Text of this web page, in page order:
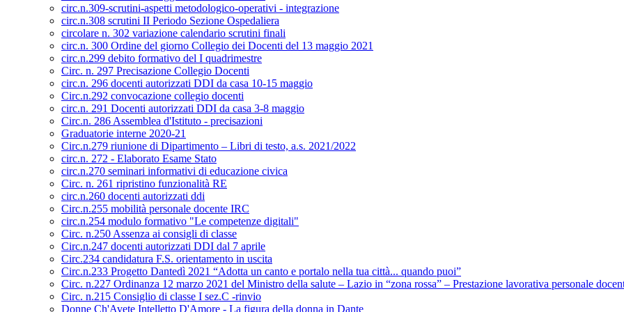
circ.n.309-scrutini-aspetti metodologico-operativi - integrazione
circ.n.308 scrutini II Periodo Sezione Ospedaliera
circolare n. 302 variazione calendario scrutini finali
circ.n. 300 Ordine del giorno Collegio dei Docenti del 13 maggio 2021
circ.n.299 debito formativo del I quadrimestre
Circ. n. 297 Precisazione Collegio Docenti
circ.n. 296 docenti autorizzati DDI da casa 10-15 maggio
Circ.n.292 convocazione collegio docenti
circ.n. 291 Docenti autorizzati DDI da casa 3-8 maggio
Circ.n. 286 Assemblea d'Istituto - precisazioni
Graduatorie interne 2020-21
Circ.n.279 riunione di Dipartimento – Libri di testo, a.s. 2021/2022
circ.n. 272 - Elaborato Esame Stato
circ.n.270 seminari informativi di educazione civica
Circ. n. 261 ripristino funzionalità RE
circ.n.260 docenti autorizzati ddi
Circ.n.255 mobilità personale docente IRC
circ.n.254 modulo formativo "Le competenze digitali"
Circ. n.250 Assenza ai consigli di classe
Circ.n.247 docenti autorizzati DDI dal 7 aprile
Circ.234 candidatura F.S. orientamento in uscita
Circ.n.233 Progetto Dantedì 2021 “Adotta un canto e portalo nella tua città... quando puoi”
Circ. n.227 Ordinanza 12 marzo 2021 del Ministro della salute – Lazio in “zona rossa” – Prestazione lavorativa personale
Circ. n.215 Consiglio di classe I sez.C -rinvio
Donne Ch'Avete Intelletto D'Amore - La figura della donna in Dante